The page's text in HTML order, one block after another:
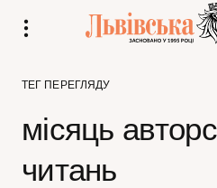
ТЕГ ПЕРЕГЛЯДУ
місяць
читань